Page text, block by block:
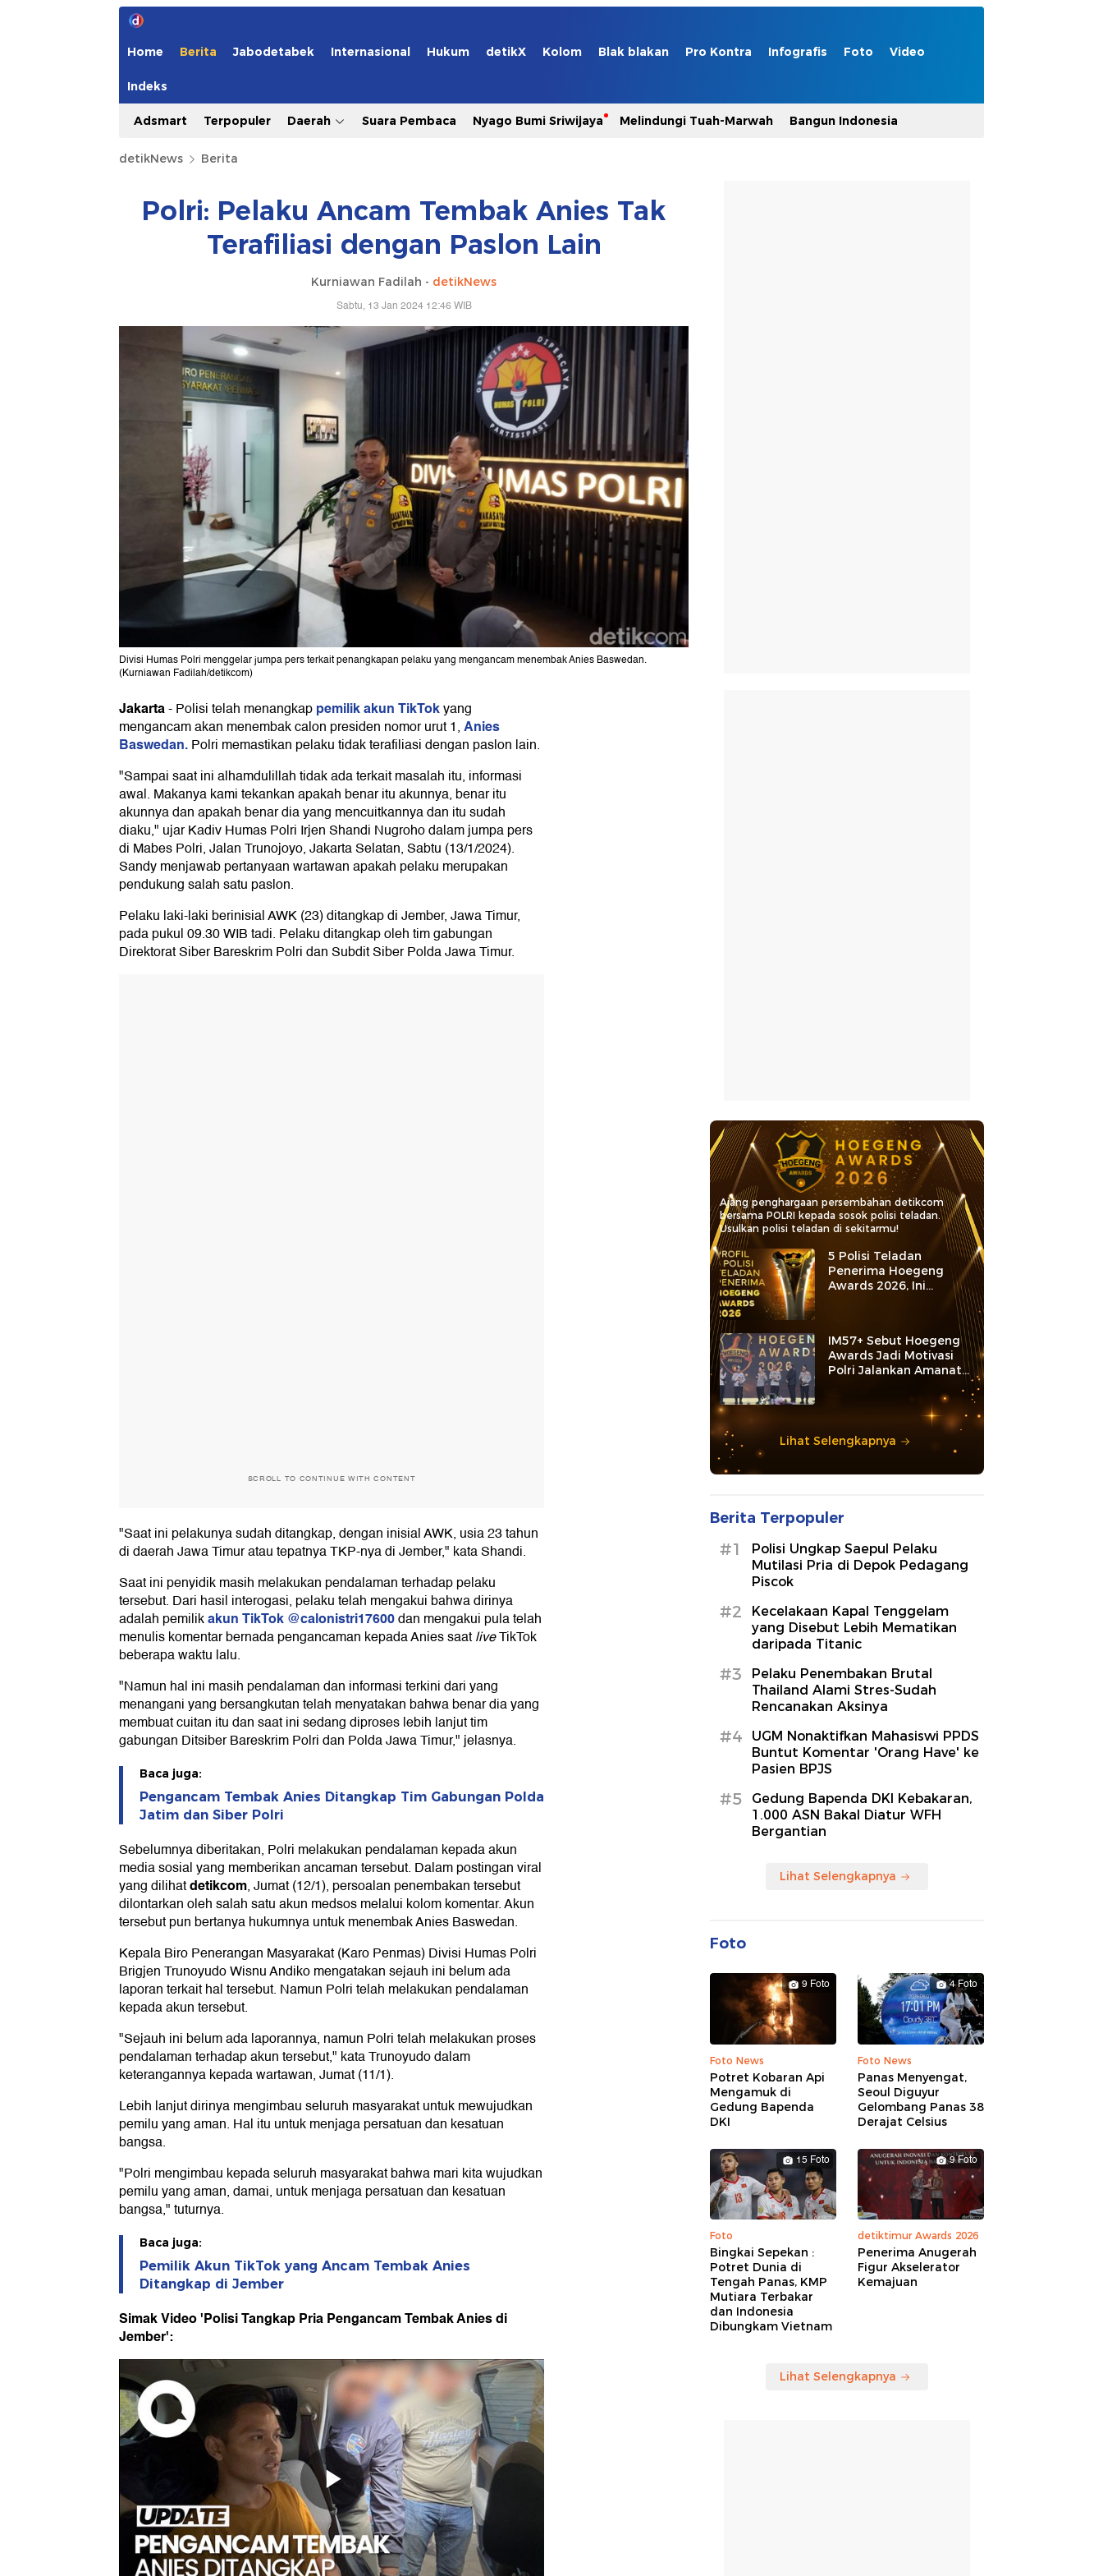
Home Berita Jabodetabek Internasional Hukum detikX Kolom Blak blakan Pro Kontra Infografis Foto Video
Indeks
Adsmart Terpopuler Daerah Suara Pembaca Nyago Bumi Sriwijaya Melindungi Tuah-Marwah Bangun Indonesia
detikNews Berita
Polri: Pelaku Ancam Tembak Anies Tak
Terafiliasi dengan Paslon Lain
Kurniawan Fadilah - detikNews
Sabtu, 13 Jan 2024 12:46 WIB
Divisi Humas Polri menggelar jumpa pers terkait penangkapan pelaku yang mengancam menembak Anies Baswedan.
(Kurniawan Fadilah/detikcom)
Jakarta-Polisi telah menangkappemilik akun TikTokyang
mengancam akan menembak calon presiden nomor urut 1,Anies
Baswedan.Polri memastikan pelaku tidak terafiliasi dengan paslon lain.
"Sampai saat ini alhamdulillah tidak ada terkait masalah itu, informasi
awal. Makanya kami tekankan apakah benar itu akunnya, benar itu
akunnya dan apakah benar dia yang mencuitkannya dan itu sudah
diaku," ujar Kadiv Humas Polri Irjen Shandi Nugroho dalam jumpa pers
di Mabes Polri, Jalan Trunojoyo, Jakarta Selatan, Sabtu (13/1/2024).
Sandy menjawab pertanyaan wartawan apakah pelaku merupakan
pendukung salah satu paslon.
Pelaku laki-laki berinisial AWK (23) ditangkap di Jember, Jawa Timur,
pada pukul 09.30 WIB tadi. Pelaku ditangkap oleh tim gabungan
Direktorat Siber Bareskrim Polri dan Subdit Siber Polda Jawa Timur.
SCROLL TO CONTINUE WITH CONTENT
"Saat ini pelakunya sudah ditangkap, dengan inisial AWK, usia 23 tahun
di daerah Jawa Timur atau tepatnya TKP-nya di Jember," kata Shandi.
Saat ini penyidik masih melakukan pendalaman terhadap pelaku
tersebut. Dari hasil interogasi, pelaku telah mengakui bahwa dirinya
adalah pemilikakun TikTok @calonistri17600dan mengakui pula telah
menulis komentar bernada pengancaman kepada Anies saatliveTikTok
beberapa waktu lalu.
"Namun hal ini masih pendalaman dan informasi terkini dari yang
menangani yang bersangkutan telah menyatakan bahwa benar dia yang
membuat cuitan itu dan saat ini sedang diproses lebih lanjut tim
gabungan Ditsiber Bareskrim Polri dan Polda Jawa Timur," jelasnya.
Baca juga:
Pengancam Tembak Anies Ditangkap Tim Gabungan Polda
Jatim dan Siber Polri
Sebelumnya diberitakan, Polri melakukan pendalaman kepada akun
media sosial yang memberikan ancaman tersebut. Dalam postingan viral
yang dilihatdetikcom, Jumat (12/1), persoalan penembakan tersebut
dilontarkan oleh salah satu akun medsos melalui kolom komentar. Akun
tersebut pun bertanya hukumnya untuk menembak Anies Baswedan.
Kepala Biro Penerangan Masyarakat (Karo Penmas) Divisi Humas Polri
Brigjen Trunoyudo Wisnu Andiko mengatakan sejauh ini belum ada
laporan terkait hal tersebut. Namun Polri telah melakukan pendalaman
kepada akun tersebut.
"Sejauh ini belum ada laporannya, namun Polri telah melakukan proses
pendalaman terhadap akun tersebut," kata Trunoyudo dalam
keterangannya kepada wartawan, Jumat (11/1).
Lebih lanjut dirinya mengimbau seluruh masyarakat untuk mewujudkan
pemilu yang aman. Hal itu untuk menjaga persatuan dan kesatuan
bangsa.
"Polri mengimbau kepada seluruh masyarakat bahwa mari kita wujudkan
pemilu yang aman, damai, untuk menjaga persatuan dan kesatuan
bangsa," tuturnya.
Baca juga:
Pemilik Akun TikTok yang Ancam Tembak Anies
Ditangkap di Jember
Simak Video 'Polisi Tangkap Pria Pengancam Tembak Anies di
Jember':
Ajang penghargaan persembahan detikcom
bersama POLRI kepada sosok polisi teladan.
Usulkan polisi teladan di sekitarmu!
5 Polisi Teladan
Penerima Hoegeng
Awards 2026, Ini
Kategori dan Kiprahnya
IM57+ Sebut Hoegeng
Awards Jadi Motivasi
Polri Jalankan Amanat
Lihat Selengkapnya
Berita Terpopuler
#1
Polisi Ungkap Saepul Pelaku
Mutilasi Pria di Depok Pedagang
Piscok
#2
Kecelakaan Kapal Tenggelam
yang Disebut Lebih Mematikan
daripada Titanic
#3
Pelaku Penembakan Brutal
Thailand Alami Stres-Sudah
Rencanakan Aksinya
#4
UGM Nonaktifkan Mahasiswi PPDS
Buntut Komentar 'Orang Have' ke
Pasien BPJS
#5
Gedung Bapenda DKI Kebakaran,
1.000 ASN Bakal Diatur WFH
Bergantian
Lihat Selengkapnya
Foto
9 Foto
Foto News
Potret Kobaran Api
Mengamuk di
Gedung Bapenda
DKI
4 Foto
Foto News
Panas Menyengat,
Seoul Diguyur
Gelombang Panas 38
Derajat Celsius
15 Foto
Foto
Bingkai Sepekan :
Potret Dunia di
Tengah Panas, KMP
Mutiara Terbakar
dan Indonesia
Dibungkam Vietnam
9 Foto
detiktimur Awards 2026
Penerima Anugerah
Figur Akselerator
Kemajuan
Lihat Selengkapnya